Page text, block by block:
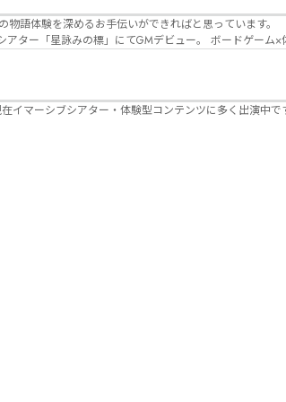
イマーシブシアター・体験型コンテンツに多く出演中で